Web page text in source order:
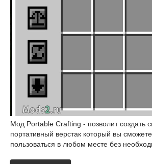
Мод Portable Crafting - позволит создать
портативный верстак который вы
пользоваться в любом месте без